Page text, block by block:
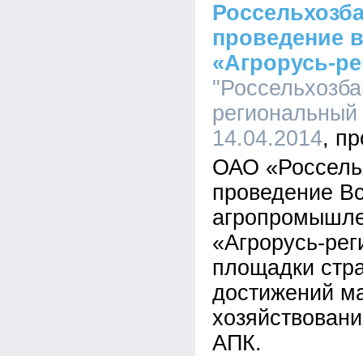
проведение
«Агрорусь-
14.04.2014
ОАО
проведение
«Агрорусь-
площадки
достижений
АПК.